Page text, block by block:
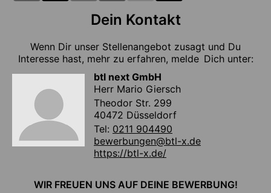
Dein Kontakt
Wenn Dir unser Stellenangebot zusagt und Du
Interesse hast, mehr zu erfahren, melde Dich unter:
btl next GmbH
Herr Mario Giersch
Theodor Str. 299
40472 Düsseldorf
Tel: 0211 904490
bewerbungen@btl-x.de
https://btl-x.de/
WIR FREUEN UNS AUF DEINE BEWERBUNG!